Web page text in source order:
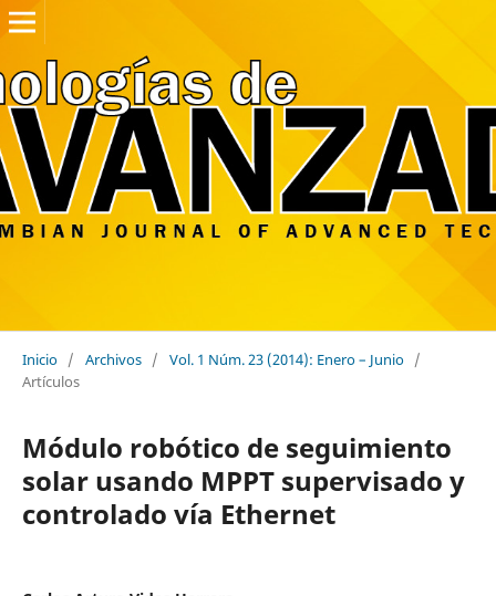
Inicio / Archivos / Vol. 1 Núm. 23 (2014): Enero – Junio /
Artículos
Módulo robótico de seguimiento
solar usando MPPT supervisado y
controlado vía Ethernet